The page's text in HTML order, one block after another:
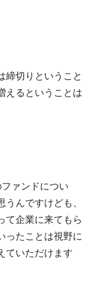
締切りということ
えるということは
ァンドについ
んですけども、
て企業に来てもら
ったことは視野に
ていただけます